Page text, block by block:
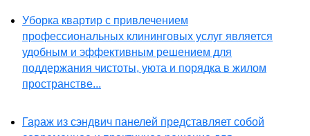
Уборка квартир с привлечением
профессиональных клининговых услуг является
удобным и эффективным решением для
поддержания чистоты, уюта и порядка в жилом
пространстве...
Гараж из сэндвич панелей представляет собой